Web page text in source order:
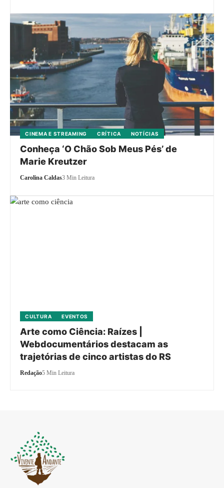
CINEMA E STREAMING CRÍTICA NOTÍCIAS
Conheça ‘O Chão Sob Meus Pés’ de
Marie Kreutzer
Carolina Caldas3 Min Leitura
CULTURA EVENTOS
Arte como Ciência: Raízes |
Webdocumentários destacam as
trajetórias de cinco artistas do RS
Redação5 Min Leitura